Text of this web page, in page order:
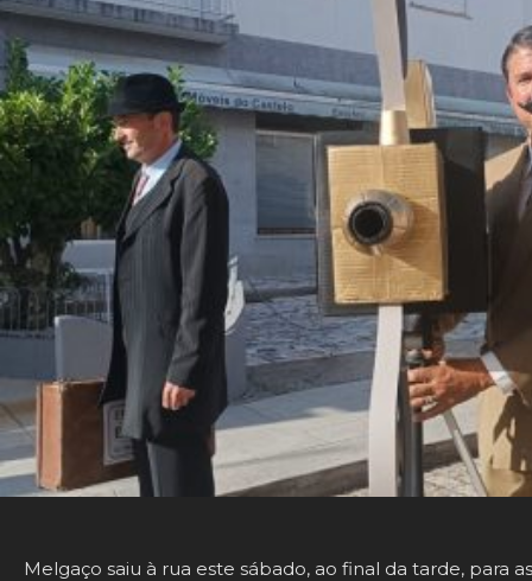
Melgaço saiu à rua este sábado, ao final da tarde, para